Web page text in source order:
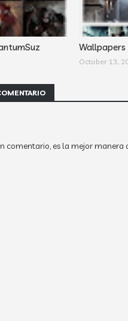
October 13,
comentario, es la mejor